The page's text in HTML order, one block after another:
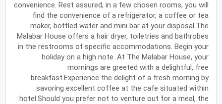
سبتمبر 2027
حالأحد نالاثنينث الثلاثاءرالأربعاءخالخميس
ج الجمعةس السبت
أكتوبر 2027
حالأحد نالاثنينثالثلاثاءرالأربعاءخالخميس
جالجمعةسالسبت
convenience. Rest assured, in a few chosen rooms, you will
find the convenience of a refrigerator, a coffee or tea
maker, bottled water and mini bar at your disposal.The
Malabar House offers a hair dryer, toiletries and bathrobes
in the restrooms of specific accommodations. Begin your
holiday on a high note. At The Malabar House, your
mornings are greeted with a delightful, free
breakfast.Experience the delight of a fresh morning by
savoring excellent coffee at the cafe situated within
hotel.Should you prefer not to venture out for a meal, the